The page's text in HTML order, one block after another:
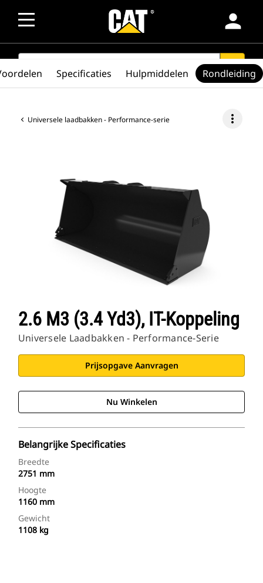
person
SEARCH search
Universele laadbakken - Performance-serie more_vert
2.6 M3 (3.4 Yd3), IT-Koppeling
Universele Laadbakken - Performance-Serie
Prijsopgave Aanvragen
Nu Winkelen
Belangrijke Specificaties
Breedte
2751 mm
Hoogte
1160 mm
Gewicht
1108 kg
Specificaties Hulpmiddelen Rondleiding